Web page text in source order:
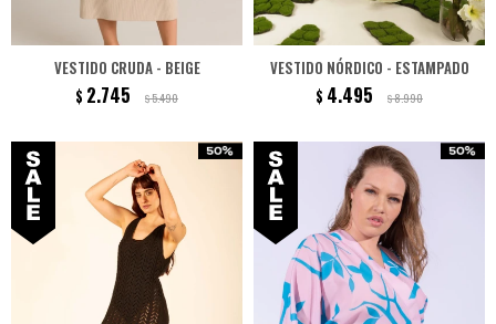
VESTIDO CRUDA - BEIGE
$ 2.745 $5.490
VESTIDO NÓRDICO - ESTAMPADO
$ 4.495 $8.990